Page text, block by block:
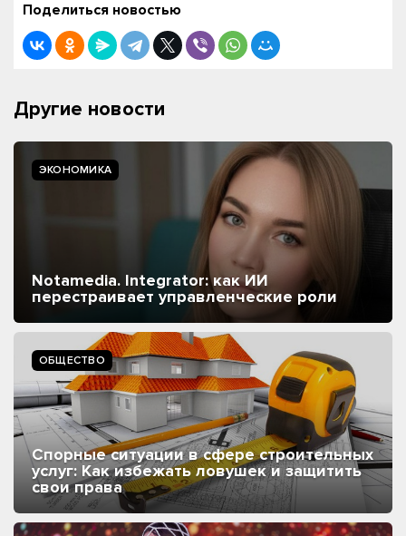
Поделиться новостью
Другие новости
ЭКОНОМИКА
Notamedia. Integrator: как ИИ
перестраивает управленческие роли
ОБЩЕСТВО
Спорные ситуации в сфере строительных
услуг: Как избежать ловушек и защитить
свои права